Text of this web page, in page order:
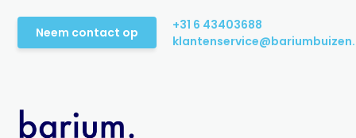
Neem contact op
+31 6 43403688